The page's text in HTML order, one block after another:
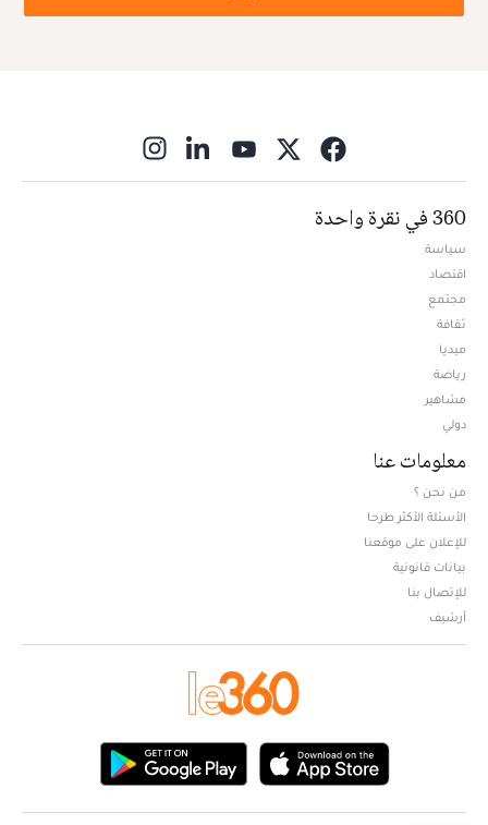
360 في نقرة واحدة
سياسة
اقتصاد
مجتمع
ثقافة
ميديا
رياضة
مشاهير
دولي
معلومات عنا
من نحن ؟
الأسئلة الأكثر طرحا
للإعلان على موقعنا
بيانات قانونية
للإتصال بنا
أرشيف